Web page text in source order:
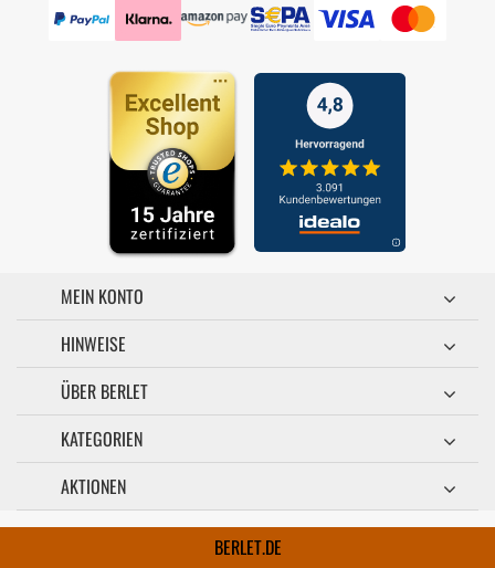
MEIN KONTO
HINWEISE
ÜBER BERLET
KATEGORIEN
AKTIONEN
BERLET.DE